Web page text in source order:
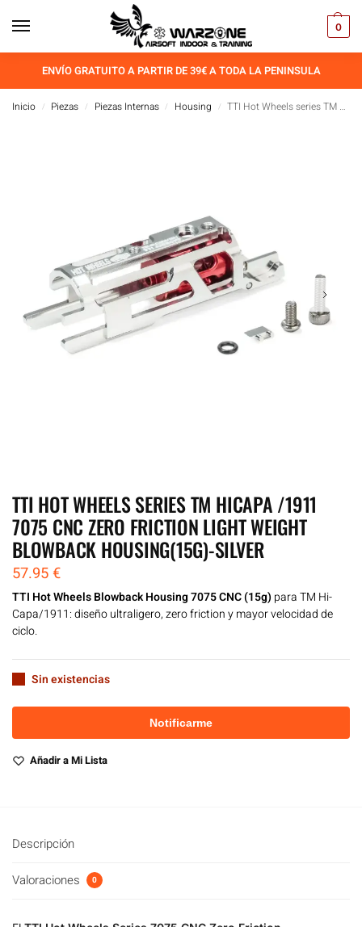
0
ENVÍO GRATUITO A PARTIR DE 39€ A TODA LA PENINSULA
Inicio / Piezas / Piezas Internas / Housing / TTI Hot Wheels series TM Hicapa /1911 7075 CNC Zero Friction light weight Blowback housing(15g)-Silver
TTI HOT WHEELS SERIES TM HICAPA /1911
7075 CNC ZERO FRICTION LIGHT WEIGHT
BLOWBACK HOUSING(15G)-SILVER
57.95€
TTI Hot Wheels Blowback Housing 7075 CNC (15g) para TM Hi-
Capa/1911: diseño ultraligero, zero friction y mayor velocidad de
ciclo.
Sin existencias
Añadir a Mi Lista
Descripción
Valoraciones 0